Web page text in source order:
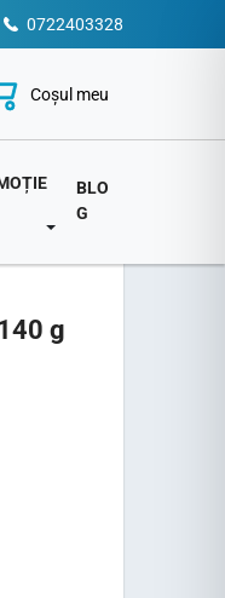
0722403328
Coșul meu
TOGGLE DROPDOWN
BLO
G
g